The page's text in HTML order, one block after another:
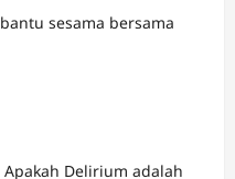
sesama bersama
Apakah Delirium adalah